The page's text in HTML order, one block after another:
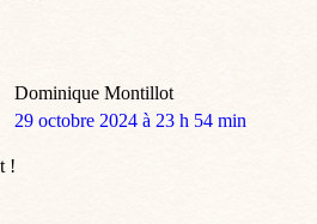
Dominique Montillot
dit
29 octobre 2024 à 23 h 54 min
!